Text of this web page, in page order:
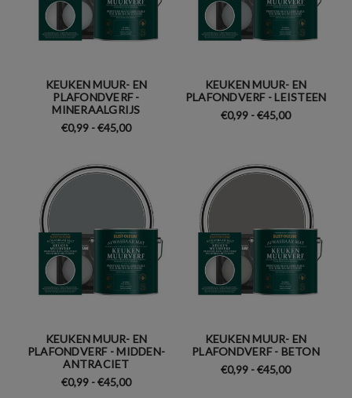
KEUKEN MUUR- EN
PLAFONDVERF -
MINERAALGRIJS
€0,99 - €45,00
KEUKEN MUUR- EN
PLAFONDVERF - LEISTEEN
€0,99 - €45,00
KEUKEN MUUR- EN
PLAFONDVERF - MIDDEN-
ANTRACIET
€0,99 - €45,00
KEUKEN MUUR- EN
PLAFONDVERF - BETON
€0,99 - €45,00